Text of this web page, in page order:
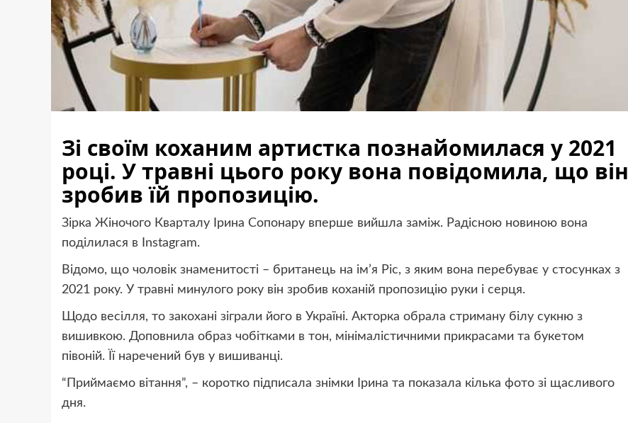
Зі своїм коханим артистка познайомилася у 2021
році. У травні цього року вона повідомила, що він
зробив їй пропозицію.
Зірка Жіночого Кварталу Ірина Сопонару вперше вийшла заміж. Радісною новиною вона
поділилася в Instagram.
Відомо, що чоловік знаменитості – британець на ім’я Ріс, з яким вона перебуває у стосунках з
2021 року. У травні минулого року він зробив коханій пропозицію руки і серця.
Щодо весілля, то закохані зіграли його в Україні. Акторка обрала стриману білу сукню з
вишивкою. Доповнила образ чобітками в тон, мінімалістичними прикрасами та букетом
півоній. Її наречений був у вишиванці.
“Приймаємо вітання”, – коротко підписала знімки Ірина та показала кілька фото зі щасливого
дня.